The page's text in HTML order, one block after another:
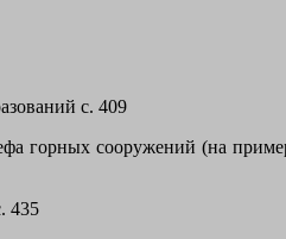
с. 409
горных сооружений (на
435